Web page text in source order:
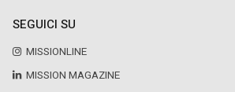
SEGUICI SU
MISSIONLINE
MISSION MAGAZINE